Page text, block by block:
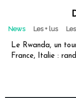
News Les + lus
Le Rwanda, un
France, Italie :